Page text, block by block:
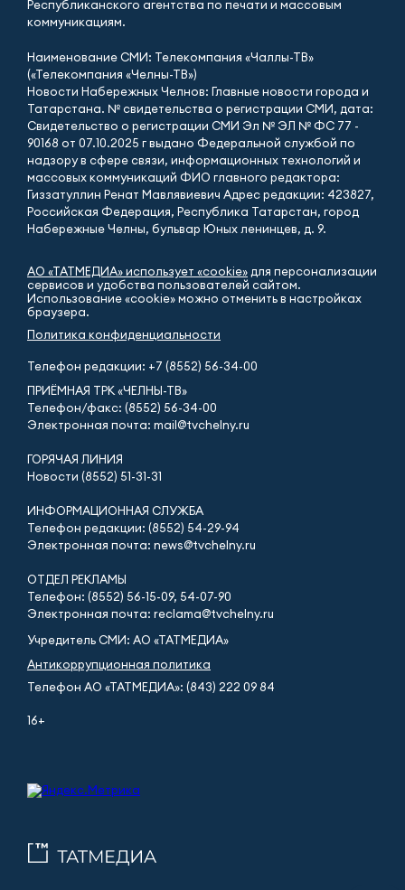
Республиканского агентства по печати и массовым
коммуникациям.
Наименование СМИ: Телекомпания «Чаллы-ТВ»
(«Телекомпания «Челны-ТВ»)
Новости Набережных Челнов: Главные новости города и
Татарстана. № свидетельства о регистрации СМИ, дата:
Свидетельство о регистрации СМИ Эл № ЭЛ № ФС 77 -
90168 от 07.10.2025 г выдано Федеральной службой по
надзору в сфере связи, информационных технологий и
массовых коммуникаций ФИО главного редактора:
Гиззатуллин Ренат Мавлявиевич Адрес редакции: 423827,
Российская Федерация, Республика Татарстан, город
Набережные Челны, бульвар Юных ленинцев, д. 9.
АО «ТАТМЕДИА» использует «cookie» для персонализации
сервисов и удобства пользователей сайтом.
Использование «cookie» можно отменить в настройках
браузера.
Политика конфиденциальности
Телефон редакции: +7 (8552) 56-34-00
ПРИЁМНАЯ ТРК «ЧЕЛНЫ-ТВ»
Телефон/факс: (8552) 56-34-00
Электронная почта: mail@tvchelny.ru
ГОРЯЧАЯ ЛИНИЯ
Новости (8552) 51-31-31
ИНФОРМАЦИОННАЯ СЛУЖБА
Телефон редакции: (8552) 54-29-94
Электронная почта: news@tvchelny.ru
ОТДЕЛ РЕКЛАМЫ
Телефон: (8552) 56-15-09, 54-07-90
Электронная почта: reclama@tvchelny.ru
Учредитель СМИ: АО «ТАТМЕДИА»
Антикоррупционная политика
Телефон АО «ТАТМЕДИА»: (843) 222 09 84
16+